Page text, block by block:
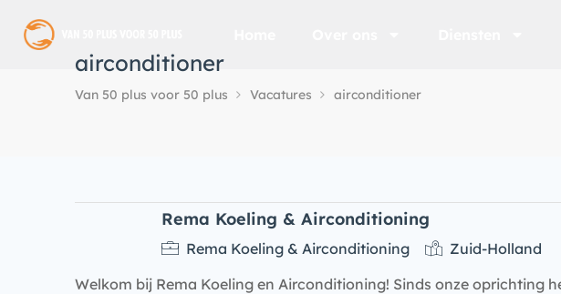
airconditioner
Van 50 plus voor 50 plus Vacatures airconditioner
Rema Koeling & Airconditioning
Rema Koeling & Airconditioning
Zuid-Holland
Welkom bij Rema Koeling en Airconditioning! Sinds onze oprichting